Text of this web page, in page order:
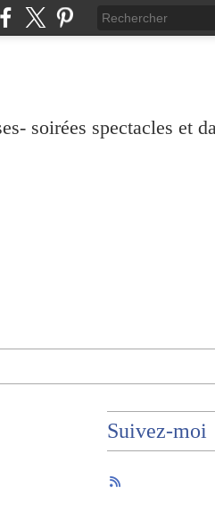
soirées spectacles et
Suivez-moi